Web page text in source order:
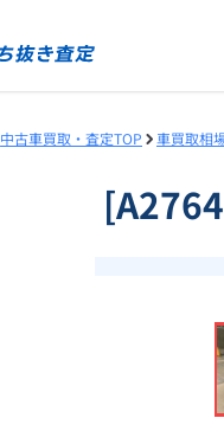
中古車買取・査定TOP 車買取相